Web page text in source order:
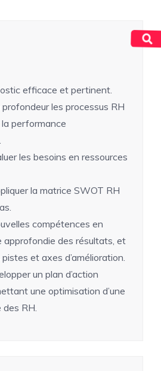
efficace et pertinent.
les processus RH
performance
les besoins en ressources
la matrice SWOT RH
compétences en
approfondie des résultats, et
et axes d’amélioration.
un plan d’action
une optimisation d’une
RH.